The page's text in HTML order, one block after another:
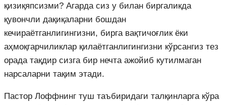
қизиқяпсизми? Агарда сиз у билан биргаликда
қувончли дақиқаларни бошдан
кечираётганлигингизни, бирга вақтичоғлик ёки
аҳмоқгарчиликлар қилаётганлигингизни кўрсангиз тез
орада тақдир сизга бир нечта ажойиб кутилмаган
нарсаларни тақим этади.
Пастор Лоффнинг туш таъбиридаги талқинларга кўра